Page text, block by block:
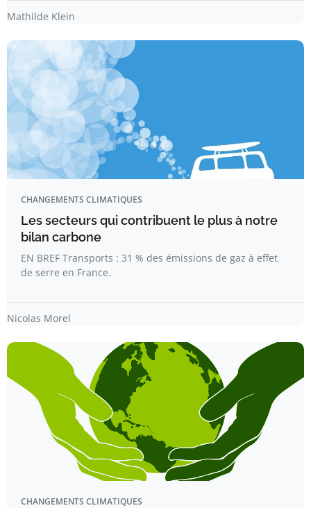
Mathilde Klein
CHANGEMENTS CLIMATIQUES
Les secteurs qui contribuent le plus à notre
bilan carbone
EN BREF Transports : 31 % des émissions de gaz à effet
de serre en France.
Nicolas Morel
CHANGEMENTS CLIMATIQUES